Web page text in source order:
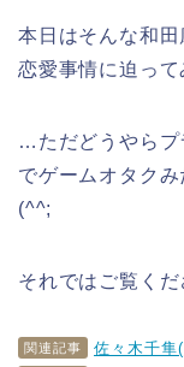
本日はそんな和
恋愛事情に迫って
…ただどうやらプ
でゲームオタク
(^^;
それではご覧くだ
関連記事